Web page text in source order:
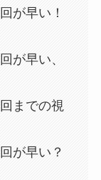
が早い！
が早い、
までの視
が早い？